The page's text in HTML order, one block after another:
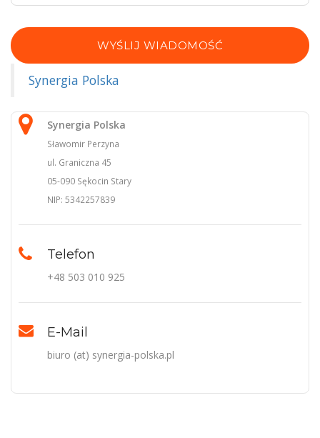
WYŚLIJ WIADOMOŚĆ
Synergia Polska
Synergia Polska
Sławomir Perzyna
ul. Graniczna 45
05-090 Sękocin Stary
NIP: 5342257839
Telefon
+48 503 010 925
E-Mail
biuro (at) synergia-polska.pl